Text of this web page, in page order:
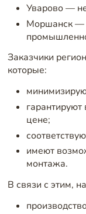
Уварово —
Моршанск —
Заказчики
которые:
цене;
имеют
монтажа.
В связи с этим,